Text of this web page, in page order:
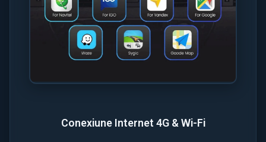
Conexiune Internet 4G & Wi-Fi